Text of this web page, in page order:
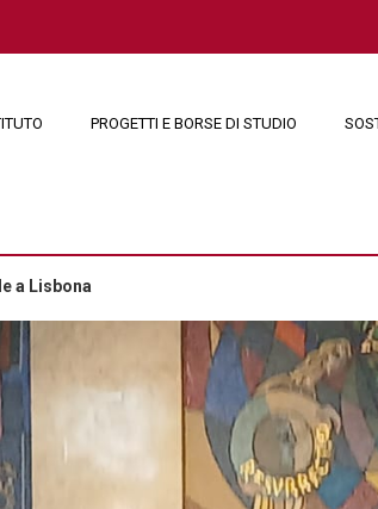
PROGETTI E BORSE DI STUDIO
a Lisbona